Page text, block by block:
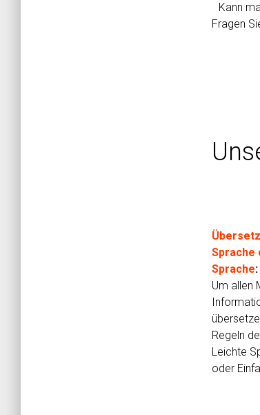
Kann
Fragen
Sprache
Sprache:
Um allen
Regeln
Leichte
oder